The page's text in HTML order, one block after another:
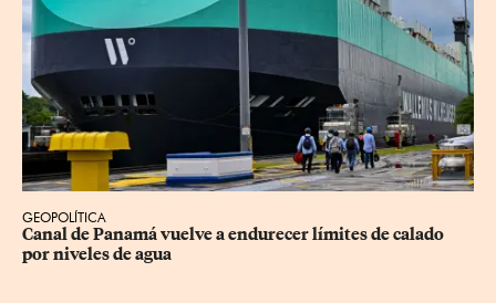
GEOPOLÍTICA
Canal de Panamá vuelve a endurecer límites de calado
por niveles de agua